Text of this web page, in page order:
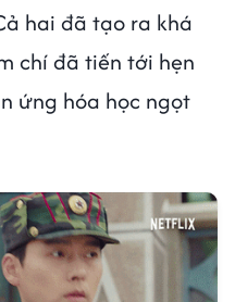
hai đã tạo ra khá
chí đã tiến tới hẹn
ứng hóa học ngọt